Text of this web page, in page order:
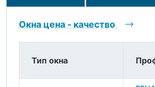
Окна цена - качество
Тип окна